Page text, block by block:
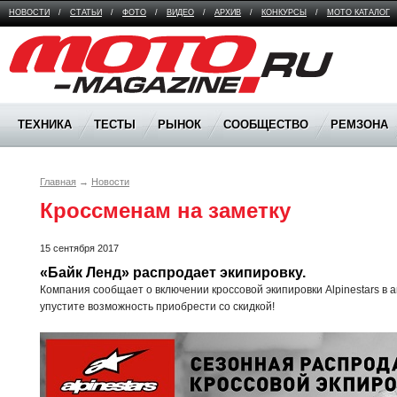
НОВОСТИ / СТАТЬИ / ФОТО / ВИДЕО / АРХИВ / КОНКУРСЫ / МОТО КАТАЛОГ
Moto Magazine
ТЕХНИКА ТЕСТЫ РЫНОК СООБЩЕСТВО РЕМЗОНА
Главная → Новости
Кроссменам на заметку
15 сентября 2017
«Байк Ленд» распродает экипировку.
Компания сообщает о включении кроссовой экипировки Alpinestars
упустите возможность приобрести со скидкой!